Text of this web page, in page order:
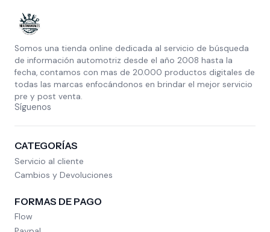
Somos una tienda online dedicada al servicio de búsqueda
de información automotriz desde el año 2008 hasta la
fecha, contamos con mas de 20.000 productos digitales de
todas las marcas enfocándonos en brindar el mejor servicio
pre y post venta.
Síguenos
CATEGORÍAS
Servicio al cliente
Cambios y Devoluciones
FORMAS DE PAGO
Flow